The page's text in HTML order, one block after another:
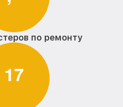
по ремонту
17